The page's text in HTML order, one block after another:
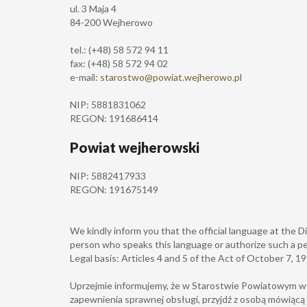
ul. 3 Maja 4
84-200 Wejherowo
tel.: (+48) 58 572 94 11
fax: (+48) 58 572 94 02
e-mail: starostwo@powiat.wejherowo.pl
NIP: 5881831062
REGON: 191686414
Powiat wejherowski
NIP: 5882417933
REGON: 191675149
We kindly inform you that the official language at the
person who speaks this language or authorize such a
Legal basis: Articles 4 and 5 of the Act of October 7,
Uprzejmie informujemy, że w Starostwie Powiatowym
zapewnienia sprawnej obsługi, przyjdź z osobą